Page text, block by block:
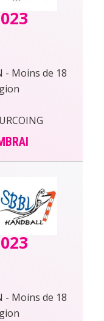
- Moins de 18
- Moins de 18